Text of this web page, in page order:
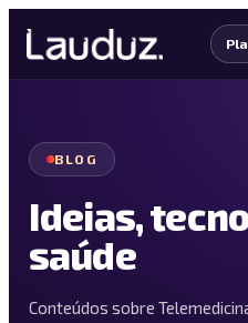
BLOG
Ideias,
saúde
Conteúdos sobre